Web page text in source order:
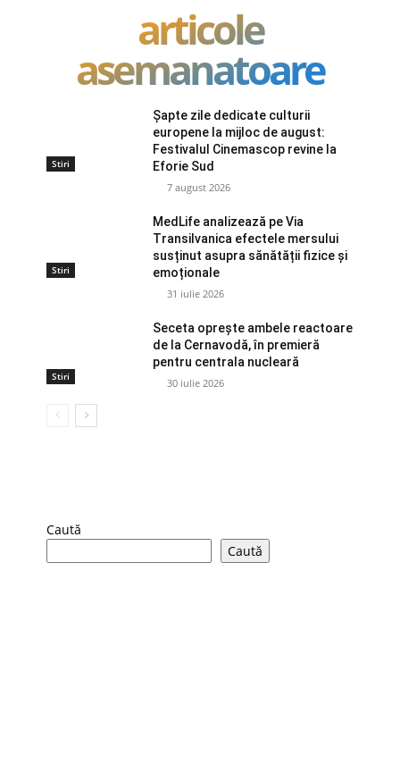
articole
asemanatoare
Stiri
Șapte zile dedicate culturii
europene la mijloc de august:
Festivalul Cinemascop revine la
Eforie Sud
7 august 2026
Stiri
MedLife analizează pe Via
Transilvanica efectele mersului
susținut asupra sănătății fizice și
emoționale
31 iulie 2026
Stiri
Seceta oprește ambele reactoare
de la Cernavodă, în premieră
pentru centrala nucleară
30 iulie 2026
Caută
Caută